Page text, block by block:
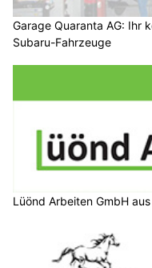
Garage Quaranta AG: Ihr
Subaru-Fahrzeuge
Lüönd Arbeiten GmbH